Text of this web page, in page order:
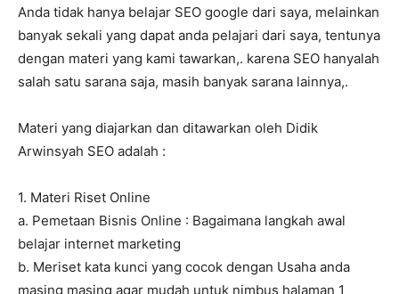
Anda tidak hanya belajar SEO google dari saya, melainkan
banyak sekali yang dapat anda pelajari dari saya, tentunya
dengan materi yang kami tawarkan,. karena SEO hanyalah
salah satu sarana saja, masih banyak sarana lainnya,.
Materi yang diajarkan dan ditawarkan oleh Didik
Arwinsyah SEO adalah :
1. Materi Riset Online
a. Pemetaan Bisnis Online : Bagaimana langkah awal
belajar internet marketing
b. Meriset kata kunci yang cocok dengan Usaha anda
masing masing agar mudah untuk nimbus halaman 1